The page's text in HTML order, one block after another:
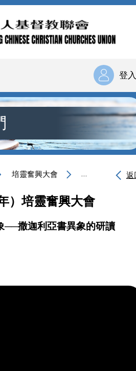
登入
培靈奮興大會 在劇變中重建返
）培靈奮興大會
──撒迦利亞書異象的研讀